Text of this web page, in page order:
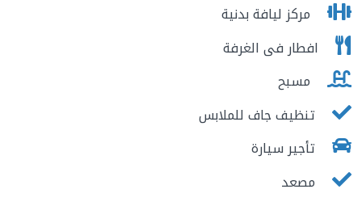
مركز ليافة بدنية
افطار فى الغرفة
مسبح
تنظيف جاف للملابس
تأجير سيارة
مصعد